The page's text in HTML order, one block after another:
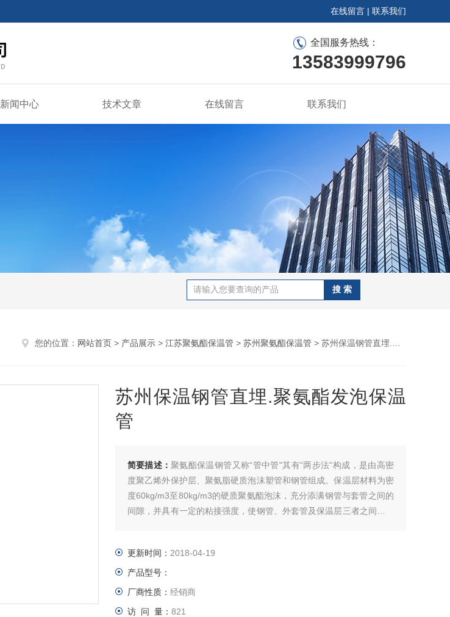
在线留言 | 联系我们
全国服务热线：
13583999796
新闻中心 技术文章 在线留言 联系我们
您的位置： 网站首页 > 产品展示 > 江苏聚氨酯保温管 > 苏州聚氨酯保温管 > 苏州保温钢管直埋.聚氨酯发泡保温管
苏州保温钢管直埋.聚氨酯发泡保温
管
简要描述： 聚氨酯保温钢管又称“管中管"其有“两步法"构成，是由高密
度聚乙烯外保护层、聚氨脂硬质泡沫塑管和钢管组成。保温层材料为密
度60kg/m3至80kg/m3的硬质聚氨酯泡沫，充分添满钢管与套管之间的
间隙，并具有一定的粘接强度，使钢管、外套管及保温层三者之间形成
更新时间： 2018-04-19
产品型号：
厂商性质： 经销商
访 问 量： 821